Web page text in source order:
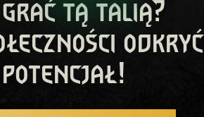
grać tą talią?
odkryć